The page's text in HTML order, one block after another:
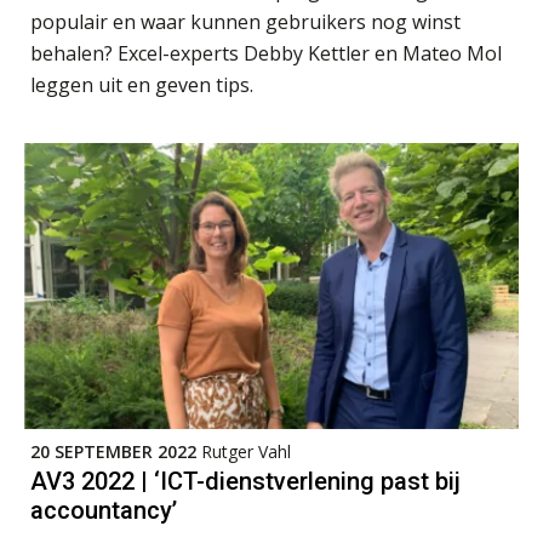
populair en waar kunnen gebruikers nog winst
behalen? Excel-experts Debby Kettler en Mateo Mol
leggen uit en geven tips.
20 SEPTEMBER 2022 Rutger Vahl
AV3 2022 | ‘ICT-dienstverlening past bij
accountancy’
De mensen achter de loonstrook: in
gesprek met Susan Hendriks
SB
Speech to text in compliance
software: zo besparen accountants
twintig minuten per dossier
onderbelicht, terwijl de
verplichtingen al gelden
Bentacera
Controleleider
Accountant Agri & Food – Gorinchem
aaff
Audit assistent
KNAV
Senior Assistent Accountant – Kesteren
WEA Deltaland